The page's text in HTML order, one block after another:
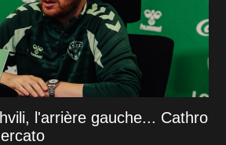
l'arrière gauche... Cathro